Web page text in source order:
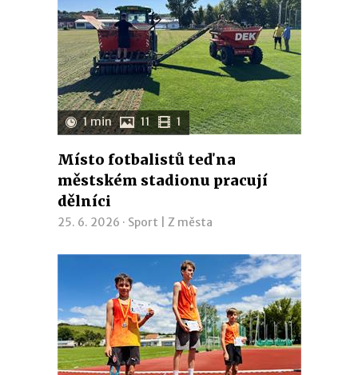
1 min 11 1
Místo fotbalistů teď na
městském stadionu pracují
dělníci
25. 6. 2026 · Sport Z města